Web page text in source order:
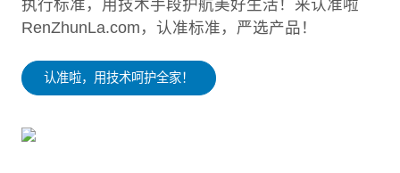
执行标准，用技术手段护航美好生活！来认准啦
RenZhunLa.com，认准标准，严选产品！
认准啦，用技术呵护全家！